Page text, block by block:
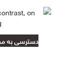
دسترسی به